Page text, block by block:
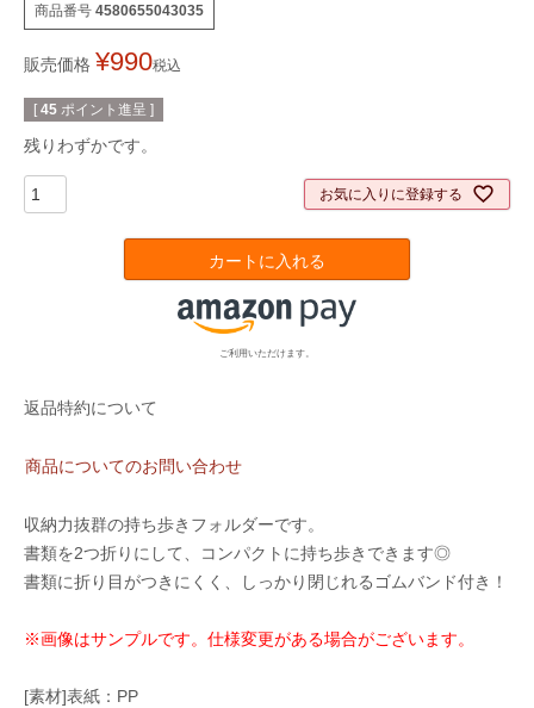
商品番号 4580655043035
販売価格 ¥990税込
[ 45 ポイント進呈 ]
残りわずかです。
お気に入りに登録する
カートに入れる
ご利用いただけます。
返品特約について
商品についてのお問い合わせ
収納力抜群の持ち歩きフォルダーです。
書類を2つ折りにして、コンパクトに持ち歩きできます◎
書類に折り目がつきにくく、しっかり閉じれるゴムバンド付き！
※画像はサンプルです。仕様変更がある場合がございます。
[素材]表紙：PP